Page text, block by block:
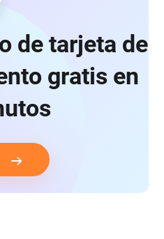
de tarjeta de
gratis en